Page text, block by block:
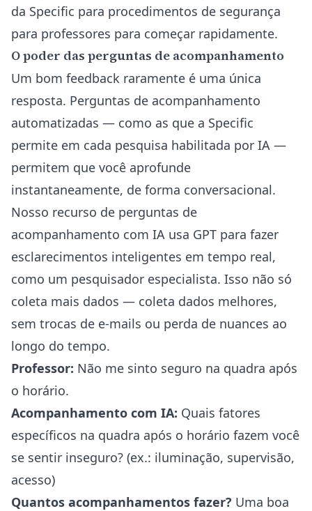
da Specific para procedimentos de segurança
para professores para começar rapidamente.
O poder das perguntas de acompanhamento
Um bom feedback raramente é uma única
resposta. Perguntas de acompanhamento
automatizadas — como as que a Specific
permite em cada pesquisa habilitada por IA —
permitem que você aprofunde
instantaneamente, de forma conversacional.
Nosso recurso de perguntas de
acompanhamento com IA usa GPT para fazer
esclarecimentos inteligentes em tempo real,
como um pesquisador especialista. Isso não só
coleta mais dados — coleta dados melhores,
sem trocas de e-mails ou perda de nuances ao
longo do tempo.
Professor: Não me sinto seguro na quadra após
o horário.
Acompanhamento com IA: Quais fatores
específicos na quadra após o horário fazem você
se sentir inseguro? (ex.: iluminação, supervisão,
acesso)
Quantos acompanhamentos fazer? Uma boa